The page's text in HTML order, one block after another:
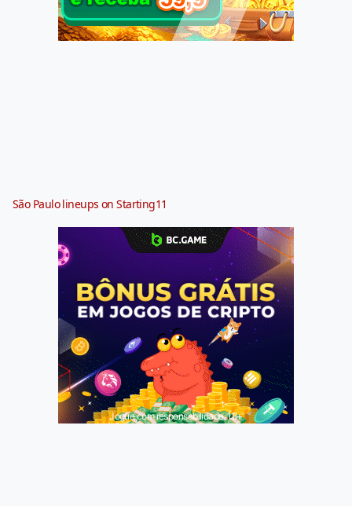
São Paulo lineups on Starting11
Jogue com responsabilidade. 18+